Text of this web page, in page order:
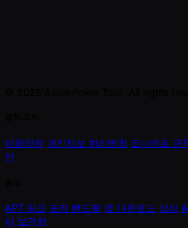
이용약관 개인정보 처리방침 토너먼트 규
인
APT 링크 포커 핸드북 앱 다운로드 상점
이 보관함